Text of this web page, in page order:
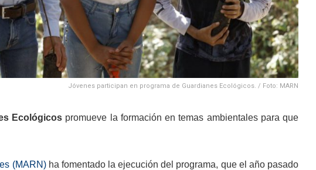
Jóvenes participan en programa de Guardianes Ecológicos. / Foto: MARN
Ecológicos promueve la formación en temas ambientales para que
(MARN)ha fomentado la ejecución del programa, que el año pasado